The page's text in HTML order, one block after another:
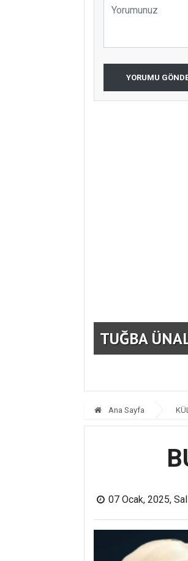
YORUMU
TUĞBA
Ana Sayfa
07 Ocak, 2025,